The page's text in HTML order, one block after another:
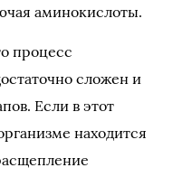
аминокислоты.
процесс
сложен и
Если в этот
находится